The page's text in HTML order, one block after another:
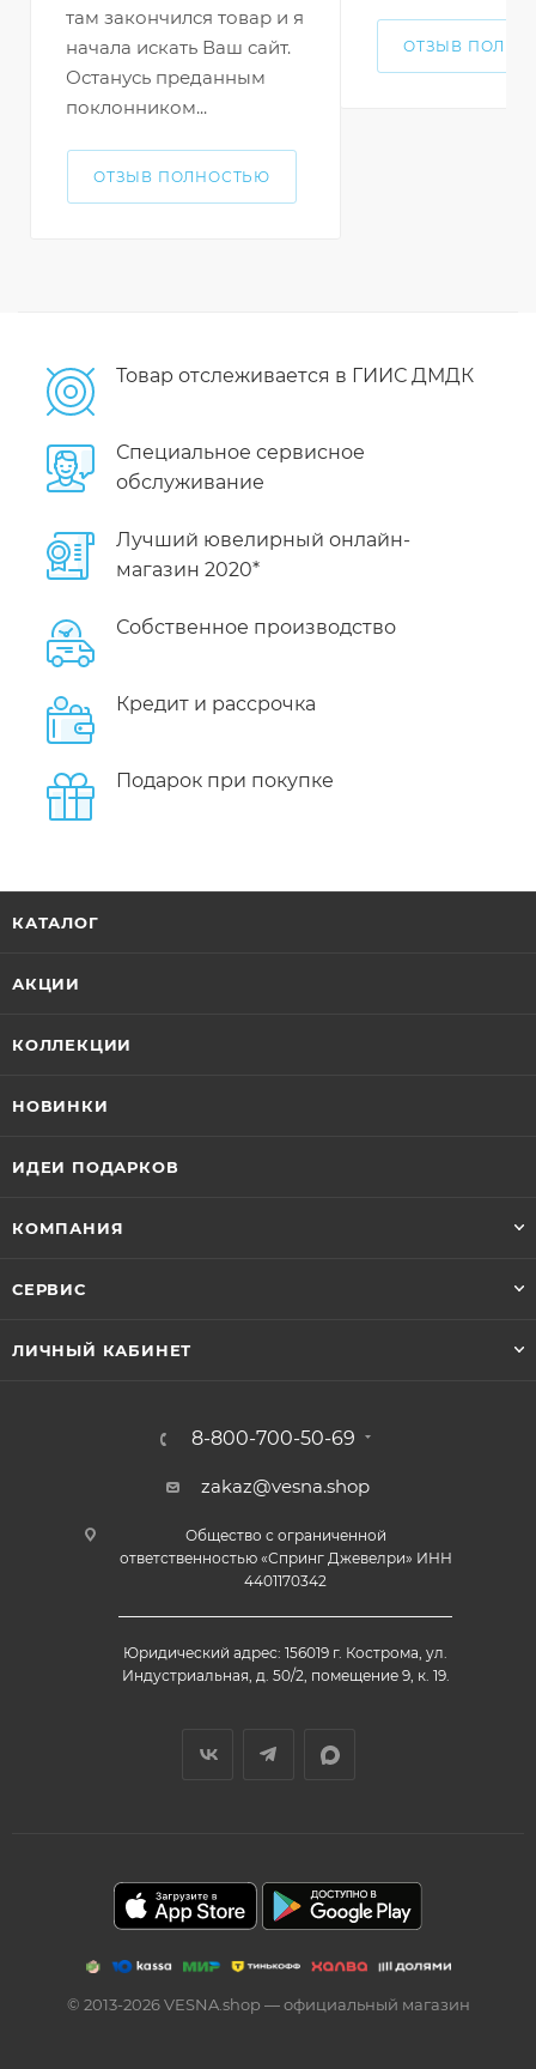
там закончился товар и я
начала искать Ваш сайт.
Останусь преданным
поклонником...
ОТЗЫВ ПОЛНОСТЬЮ
ОТЗЫВ
Товар отслеживается в ГИИС ДМДК
Специальное сервисное
обслуживание
Лучший ювелирный онлайн-
магазин 2020*
Собственное производство
Кредит и рассрочка
Подарок при покупке
КАТАЛОГ
АКЦИИ
КОЛЛЕКЦИИ
НОВИНКИ
ИДЕИ ПОДАРКОВ
КОМПАНИЯ
СЕРВИС
ЛИЧНЫЙ КАБИНЕТ
8-800-700-50-69
zakaz@vesna.shop
Общество с ограниченной
ответственностью «Спринг Джевелри» ИНН
4401170342
Юридический адрес: 156019 г. Кострома, ул.
Индустриальная, д. 50/2, помещение 9, к. 19.
© 2013-2026 VESNA.shop — официальный магазин